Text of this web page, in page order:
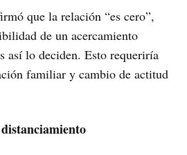
que la relación “es cero”,
de un acercamiento
así lo deciden. Esto requeriría
familiar y cambio de actitud